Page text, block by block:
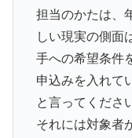
担当のかたは、
しい現実の側面
手への希望条件
申込みを入れて
と言ってくださ
それには対象者